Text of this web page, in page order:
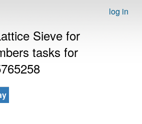
log in
Sieve for
tasks for